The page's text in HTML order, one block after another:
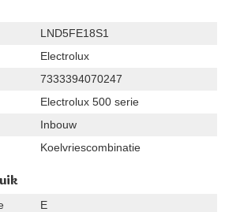
LND5FE18S1
Electrolux
7333394070247
Electrolux 500 serie
Inbouw
Koelvriescombinatie
E